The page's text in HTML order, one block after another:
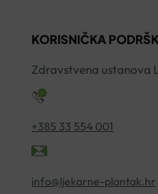
količina
KORISNIČKA
Zdravstvena ustanova
+385 33 554 001
info@ljekarne-plantak.hr